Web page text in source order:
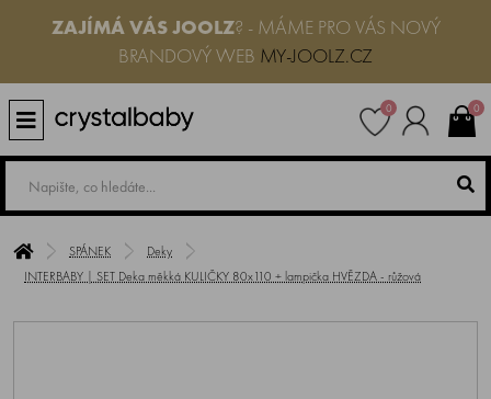
ZAJÍMÁ VÁS JOOLZ? - MÁME PRO VÁS NOVÝ
BRANDOVÝ WEB MY-JOOLZ.CZ
0 0
SPÁNEK
Deky
INTERBABY | SET Deka měkká KULIČKY 80x110 + lampička HVĚZDA - růžová